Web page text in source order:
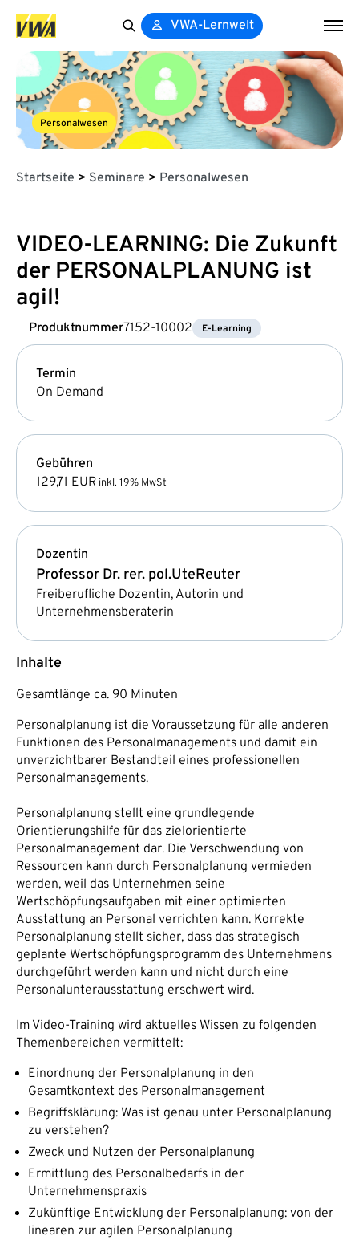
for:
VWA-Lernwelt
Personalwesen
Startseite > Seminare > Personalwesen
VIDEO-LEARNING: Die Zukunft
der PERSONALPLANUNG ist
agil!
Produktnummer7152-10002 E-Learning
Termin
On Demand
Gebühren
129,71 EUR inkl. 19% MwSt
Dozentin
Professor Dr. rer. pol.UteReuter
Freiberufliche Dozentin, Autorin und
Unternehmensberaterin
Inhalte
Gesamtlänge ca. 90 Minuten
Personalplanung ist die Voraussetzung für alle anderen
Funktionen des Personalmanagements und damit ein
unverzichtbarer Bestandteil eines professionellen
Personalmanagements.
Personalplanung stellt eine grundlegende
Orientierungshilfe für das zielorientierte
Personalmanagement dar. Die Verschwendung von
Ressourcen kann durch Personalplanung vermieden
werden, weil das Unternehmen seine
Wertschöpfungsaufgaben mit einer optimierten
Ausstattung an Personal verrichten kann. Korrekte
Personalplanung stellt sicher, dass das strategisch
geplante Wertschöpfungsprogramm des Unternehmens
durchgeführt werden kann und nicht durch eine
Personalunterausstattung erschwert wird.
Im Video-Training wird aktuelles Wissen zu folgenden
Themenbereichen vermittelt:
Einordnung der Personalplanung in den
Gesamtkontext des Personalmanagement
Begriffsklärung: Was ist genau unter Personalplanung
zu verstehen?
Zweck und Nutzen der Personalplanung
Ermittlung des Personalbedarfs in der
Unternehmenspraxis
Zukünftige Entwicklung der Personalplanung: von der
linearen zur agilen Personalplanung